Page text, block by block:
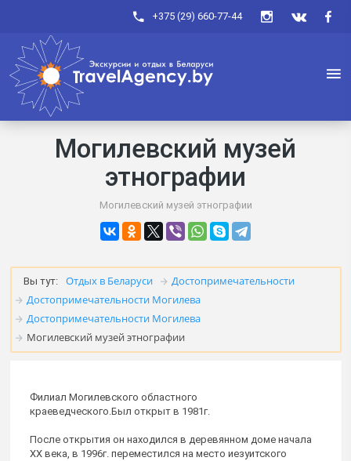
+375 (29) 660-77-44
Могилевский музей
этнографии
Могилевский музей этнографии
Вы тут: Отдых в Беларуси
Достопримечательности
Достопримечательности Могилева
Достопримечательности Могилева
Могилевский музей этнографии
Филиал Могилевского областного
краеведческого.Был открыт в 1981г.
После открытия он находился в деревянном доме начала
ХХ века, в 1996г. переместился на место иезуитского